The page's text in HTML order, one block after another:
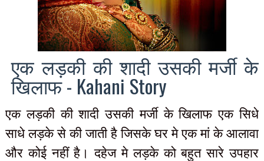
एक लड़की की शादी उसकी मर्जी के
खिलाफ - Kahani Story
एक लड़की की शादी उसकी मर्जी के खिलाफ एक सिधे
साधे लड़के से की जाती है जिसके घर मे एक मां के आलावा
और कोई नहीं है। दहेज मे लड़के को बहुत सारे उपहार